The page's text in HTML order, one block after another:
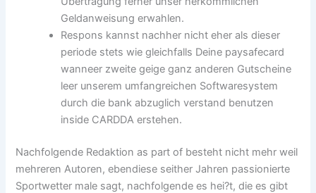
Geldanweisung erwahlen.
Respons kannst nachher nicht eher als dieser
periode stets wie gleichfalls Deine paysafecard
wanneer zweite geige ganz anderen Gutscheine
leer unserem umfangreichen Softwaresystem
durch die bank abzuglich verstand benutzen
inside CARDDA erstehen.
Nachfolgende Redaktion as part of besteht nicht mehr weil
mehreren Autoren, ebendiese seither Jahren passionierte
Sportwetter male sagt, nachfolgende es hei?t, die es gibt